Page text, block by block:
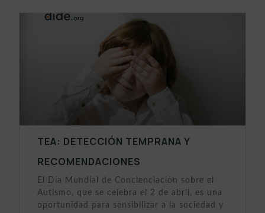
TEA: DETECCIÓN TEMPRANA Y
RECOMENDACIONES
El Día Mundial de Concienciación sobre el
Autismo, que se celebra el 2 de abril, es una
oportunidad para sensibilizar a la sociedad y